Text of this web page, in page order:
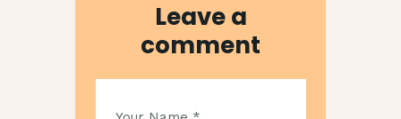
Leave a
comment